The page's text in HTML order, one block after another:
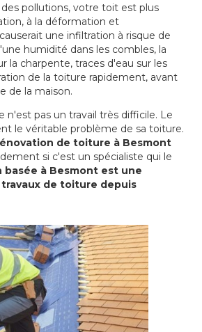
pollutions, votre toit est plus
à la déformation et
une infiltration à risque de
humidité dans les combles, la
la charpente, traces d'eau sur les
de la toiture rapidement, avant
de la maison.
n'est pas un travail très difficile. Le
le véritable problème de sa toiture.
de toiture à Besmont
si c'est un spécialiste qui le
basée à Besmont est une
de toiture depuis